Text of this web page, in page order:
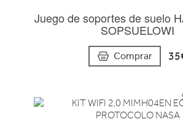
Juego de soportes de suelo
SOPSUELOWI
Comprar